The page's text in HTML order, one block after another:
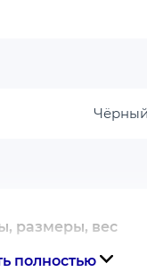
размеры, вес
полностью